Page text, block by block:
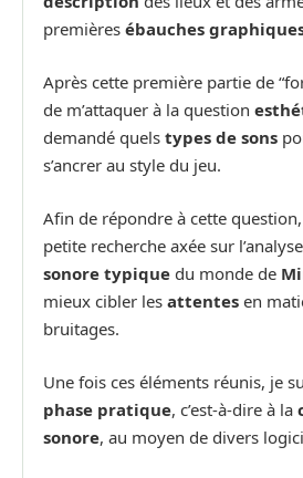
premières ébauches
Après cette première partie de
de m’attaquer à la question
demandé quels types de sons
s’ancrer au style du jeu.
Afin de répondre à cette question,
petite recherche axée sur
sonore typique du monde de
mieux cibler les attentes en
bruitages.
Une fois ces éléments réunis, je
phase pratique, c’est-à-dire à la
sonore, au moyen de divers